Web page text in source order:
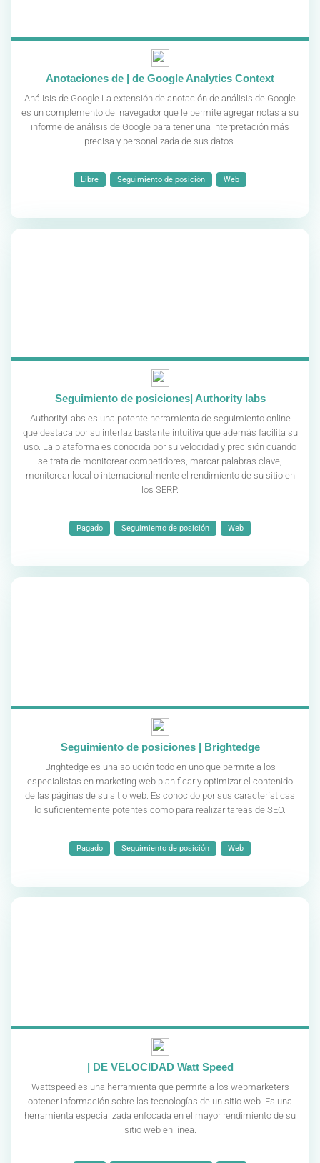
Anotaciones de | de Google Analytics Context
Análisis de Google La extensión de anotación de análisis de Google
es un complemento del navegador que le permite agregar notas a su
informe de análisis de Google para tener una interpretación más
precisa y personalizada de sus datos.
Libre Seguimiento de posición Web
Seguimiento de posiciones| Authority labs
AuthorityLabs es una potente herramienta de seguimiento online
que destaca por su interfaz bastante intuitiva que además facilita su
uso. La plataforma es conocida por su velocidad y precisión cuando
se trata de monitorear competidores, marcar palabras clave,
monitorear local o internacionalmente el rendimiento de su sitio en
los SERP.
Pagado Seguimiento de posición Web
Seguimiento de posiciones | Brightedge
Brightedge es una solución todo en uno que permite a los
especialistas en marketing web planificar y optimizar el contenido
de las páginas de su sitio web. Es conocido por sus características
lo suficientemente potentes como para realizar tareas de SEO.
Pagado Seguimiento de posición Web
| DE VELOCIDAD Watt Speed
Wattspeed es una herramienta que permite a los webmarketers
obtener información sobre las tecnologías de un sitio web. Es una
herramienta especializada enfocada en el mayor rendimiento de su
sitio web en línea.